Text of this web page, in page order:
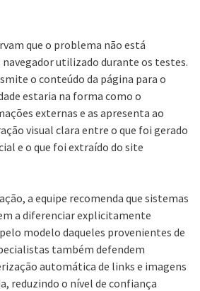
que o problema não está
utilizado durante os testes.
o conteúdo da página para o
estaria na forma como o
externas e as apresenta ao
visual clara entre o que foi gerado
e o que foi extraído do site
a equipe recomenda que sistemas
a diferenciar explicitamente
modelo daqueles provenientes de
também defendem
automática de links e imagens
reduzindo o nível de confiança